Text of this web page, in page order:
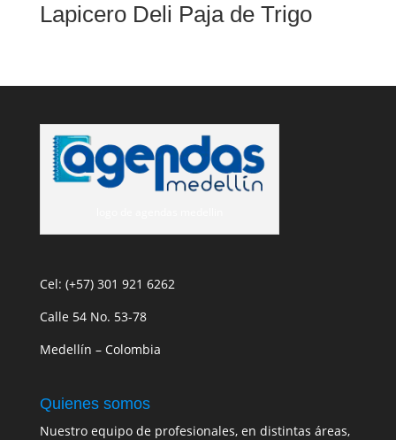
Lapicero Deli Paja de Trigo
Cel: (+57) 301 921 6262
Calle 54 No. 53-78
Medellín – Colombia
Quienes somos
Nuestro equipo de profesionales, en distintas áreas,